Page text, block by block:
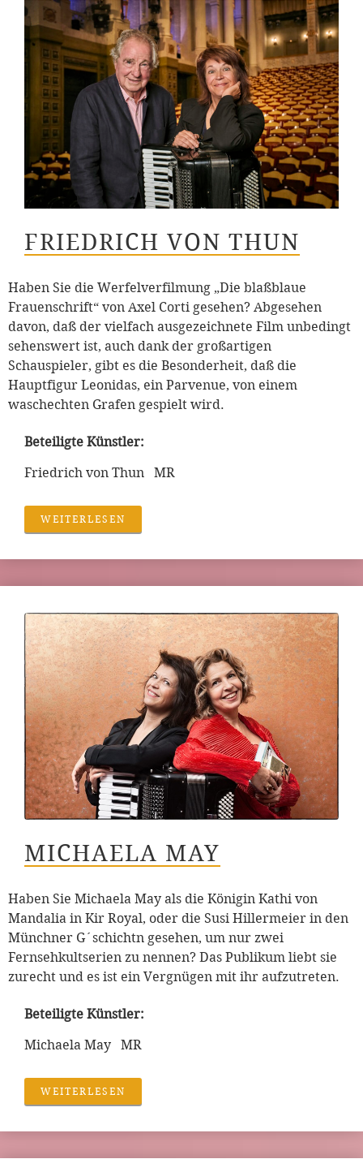
FRIEDRICH VON THUN
Haben Sie die Werfelverfilmung „Die blaßblaue
Frauenschrift“ von Axel Corti gesehen? Abgesehen
davon, daß der vielfach ausgezeichnete Film unbedingt
sehenswert ist, auch dank der großartigen
Schauspieler, gibt es die Besonderheit, daß die
Hauptfigur Leonidas, ein Parvenue, von einem
waschechten Grafen gespielt wird.
Beteiligte Künstler:
Friedrich von Thun MR
WEITERLESEN
MICHAELA MAY
Haben Sie Michaela May als die Königin Kathi von
Mandalia in Kir Royal, oder die Susi Hillermeier in den
Münchner G´schichtn gesehen, um nur zwei
Fernsehkultserien zu nennen? Das Publikum liebt sie
zurecht und es ist ein Vergnügen mit ihr aufzutreten.
Beteiligte Künstler:
Michaela May MR
WEITERLESEN